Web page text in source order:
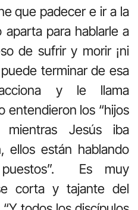
que padecer e ir a la
para hablarle a
de sufrir y morir ¡ni
terminar de esa
y le llama
entendieron los “hijos
Jesús iba
ellos están hablando
Es muy
corta y tajante del